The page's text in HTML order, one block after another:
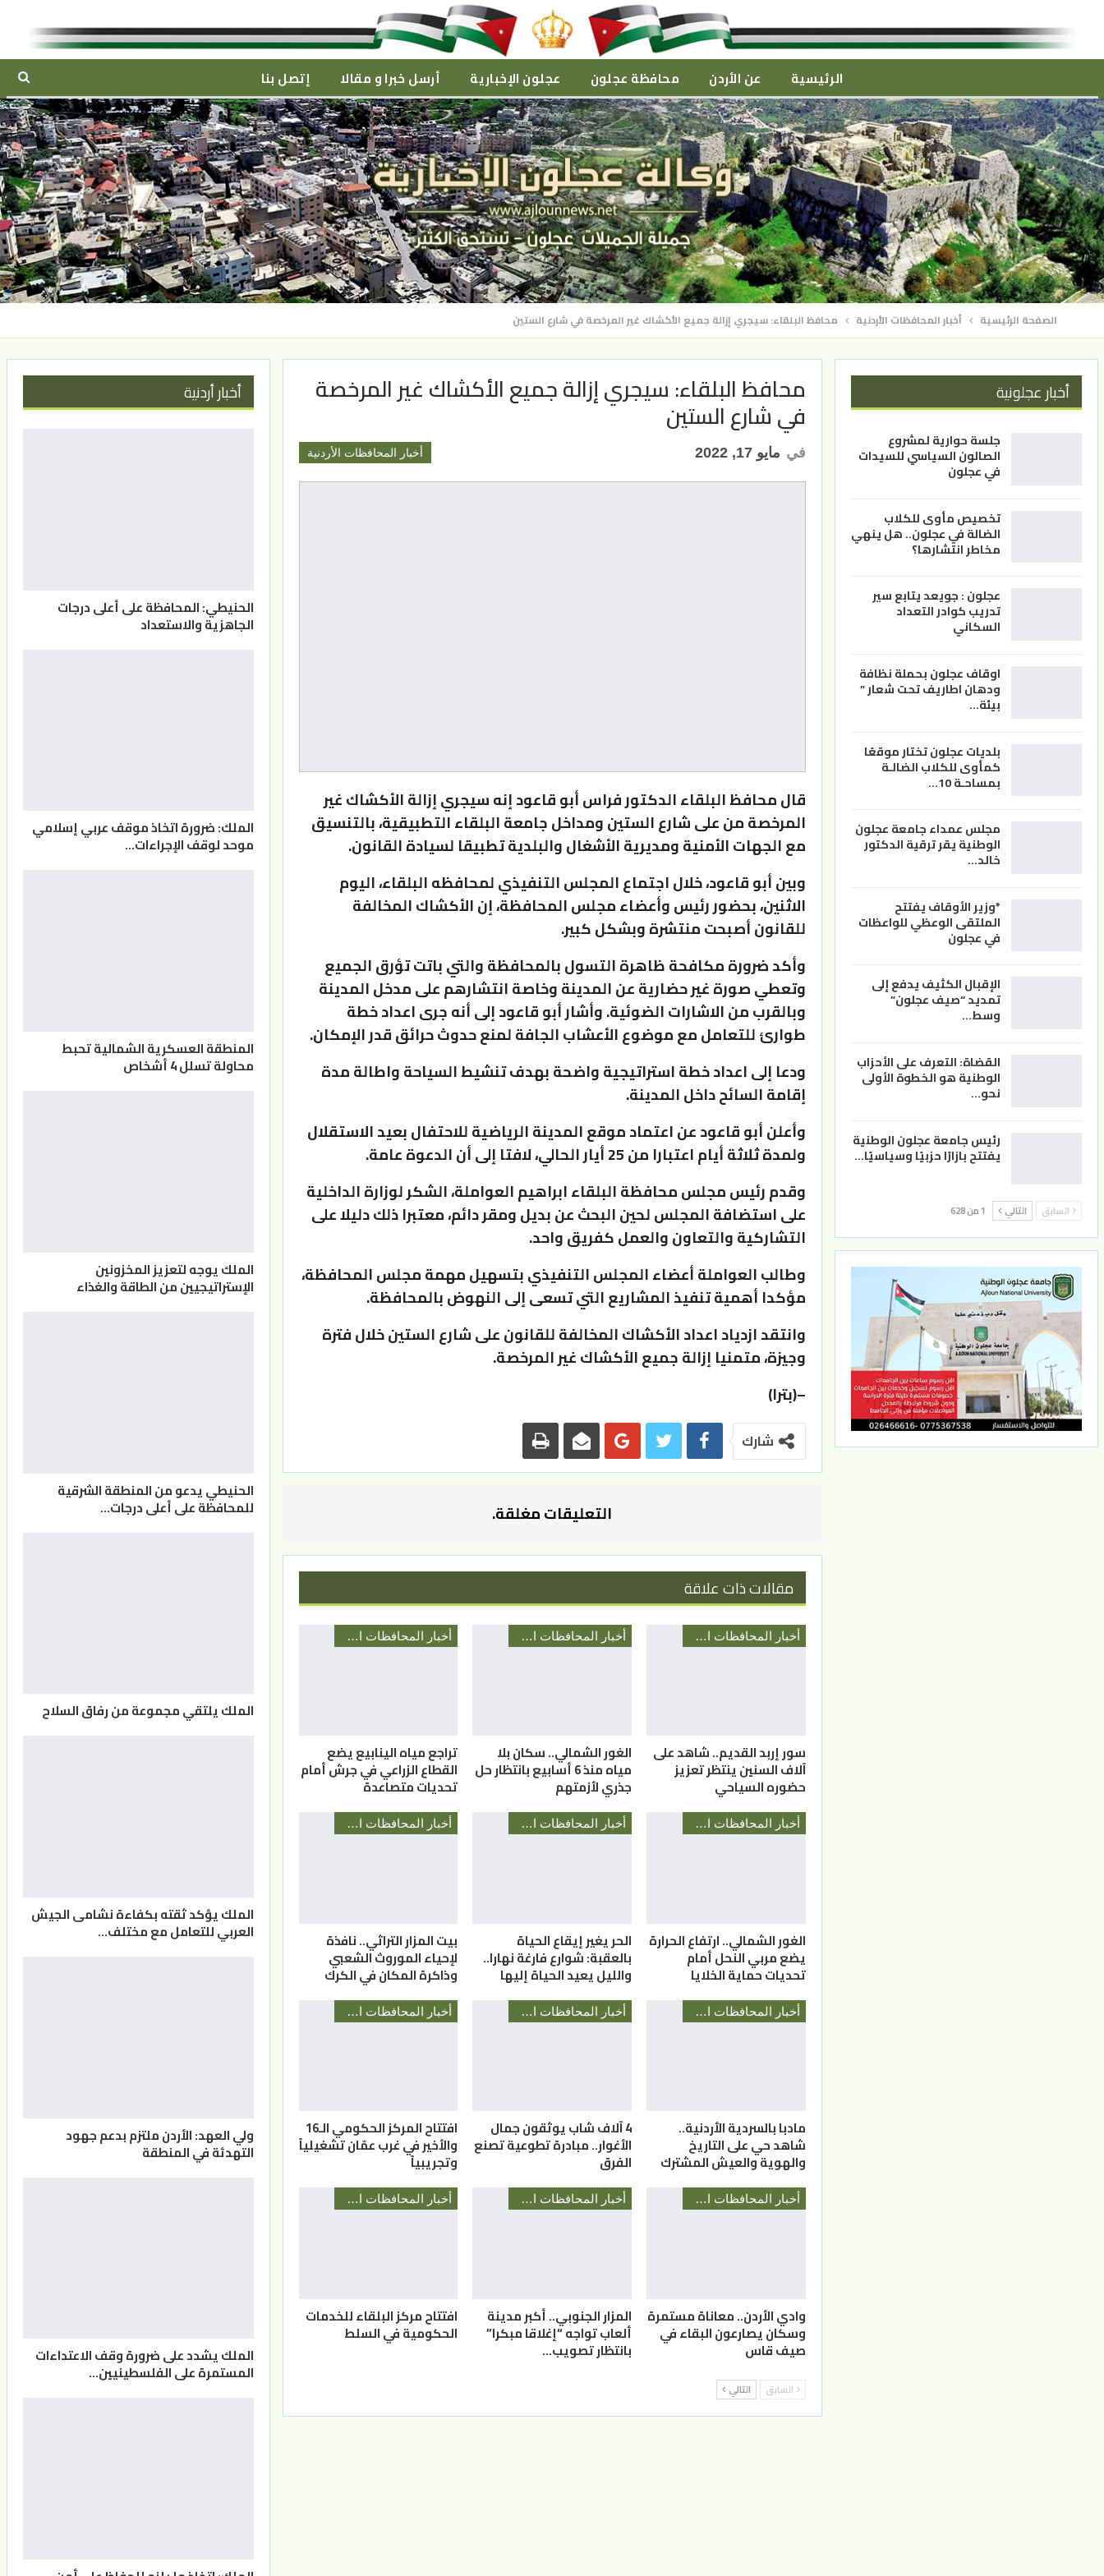
الرئيسية عن الأردن محافظة عجلون عجلون الإخبارية أرسل خبرا و مقالا إتصل بنا
الصفحة الرئيسية أخبار المحافظات الأردنية محافظ البلقاء: سيجري إزالة جميع الأكشاك غير المرخصة في شارع الستين
محافظ البلقاء: سيجري إزالة جميع الأكشاك غير المرخصة
في شارع الستين
أخبار المحافظات الأردنية في مايو 17, 2022
قال محافظ البلقاء الدكتور فراس أبو قاعود إنه سيجري إزالة الأكشاك غير
المرخصة من على شارع الستين ومداخل جامعة البلقاء التطبيقية، بالتنسيق
مع الجهات الأمنية ومديرية الأشغال والبلدية تطبيقا لسيادة القانون.
وبين أبو قاعود، خلال اجتماع المجلس التنفيذي لمحافظه البلقاء، اليوم
الاثنين، بحضور رئيس وأعضاء مجلس المحافظة، إن الأكشاك المخالفة
للقانون أصبحت منتشرة وبشكل كبير.
وأكد ضرورة مكافحة ظاهرة التسول بالمحافظة والتي باتت تؤرق الجميع
وتعطي صورة غير حضارية عن المدينة وخاصة انتشارهم على مدخل المدينة
وبالقرب من الاشارات الضوئية. وأشار أبو قاعود إلى أنه جرى اعداد خطة
طوارئ للتعامل مع موضوع الأعشاب الجافة لمنع حدوث حرائق قدر الإمكان.
ودعا إلى اعداد خطة استراتيجية واضحة بهدف تنشيط السياحة واطالة مدة
إقامة السائح داخل المدينة.
وأعلن أبو قاعود عن اعتماد موقع المدينة الرياضية للاحتفال بعيد الاستقلال
ولمدة ثلاثة أيام اعتبارا من 25 أيار الحالي، لافتا إلى أن الدعوة عامة.
وقدم رئيس مجلس محافظة البلقاء ابراهيم العواملة، الشكر لوزارة الداخلية
على استضافة المجلس لحين البحث عن بديل ومقر دائم، معتبرا ذلك دليلا على
التشاركية والتعاون والعمل كفريق واحد.
وطالب العواملة أعضاء المجلس التنفيذي بتسهيل مهمة مجلس المحافظة،
مؤكدا أهمية تنفيذ المشاريع التي تسعى إلى النهوض بالمحافظة.
وانتقد ازدياد اعداد الأكشاك المخالفة للقانون على شارع الستين خلال فترة
وجيزة، متمنيا إزالة جميع الأكشاك غير المرخصة.
–(بترا)
شارك
التعليقات مغلقة.
مقالات ذات علاقة
أخبار المحافظات الأردنية
سور إربد القديم.. شاهد على
آلاف السنين ينتظر تعزيز
حضوره السياحي
أخبار المحافظات الأردنية
الغور الشمالي.. سكان بلا
مياه منذ 6 أسابيع بانتظار حل
جذري لأزمتهم
أخبار المحافظات الأردنية
تراجع مياه الينابيع يضع
القطاع الزراعي في جرش أمام
تحديات متصاعدة
أخبار المحافظات الأردنية
الغور الشمالي.. ارتفاع الحرارة
يضع مربي النحل أمام
تحديات حماية الخلايا
أخبار المحافظات الأردنية
الحر يغير إيقاع الحياة
بالعقبة: شوارع فارغة نهارا..
والليل يعيد الحياة إليها
أخبار المحافظات الأردنية
بيت المزار التراثي.. نافذة
لإحياء الموروث الشعبي
وذاكرة المكان في الكرك
أخبار المحافظات الأردنية
مادبا بالسردية الأردنية..
شاهد حي على التاريخ
والهوية والعيش المشترك
أخبار المحافظات الأردنية
4 آلاف شاب يوثقون جمال
الأغوار.. مبادرة تطوعية تصنع
الفرق
أخبار المحافظات الأردنية
افتتاح المركز الحكومي الـ16
والأخير في غرب عمّان تشغيلياً
وتجريبياً
أخبار المحافظات الأردنية
وادي الأردن.. معاناة مستمرة
وسكان يصارعون البقاء في
صيف قاس
أخبار المحافظات الأردنية
المزار الجنوبي.. أكبر مدينة
ألعاب تواجه “إغلاقا مبكرا”
بانتظار تصويب…
أخبار المحافظات الأردنية
افتتاح مركز البلقاء للخدمات
الحكومية في السلط
السابق التالي
أخبار عجلونية
جلسة حوارية لمشروع
الصالون السياسي للسيدات
في عجلون
تخصيص مأوى للكلاب
الضالة في عجلون.. هل ينهي
مخاطر انتشارها؟
عجلون : جويعد يتابع سير
تدريب كوادر التعداد
السكاني
اوقاف عجلون بحملة نظافة
ودهان اطاريف تحت شعار ”
بيئة…
بلديات عجلون تختار موقعًا
كمأوى للكلاب الضالـة
بمساحـة 10…
مجلس عمداء جامعة عجلون
الوطنية يقر ترقية الدكتور
خالد…
*وزير الأوقاف يفتتح
الملتقى الوعظي للواعظات
في عجلون
الإقبال الكثيف يدفع إلى
تمديد “صيف عجلون”
وسط…
القضاة: التعرف على الأحزاب
الوطنية هو الخطوة الأولى
نحو…
رئيس جامعة عجلون الوطنية
يفتتح بازارًا حزبيًا وسياسيًا…
السابق التالي 1 من 628
أخبار أردنية
الحنيطي: المحافظة على أعلى درجات
الجاهزية والاستعداد
الملك: ضرورة اتخاذ موقف عربي إسلامي
موحد لوقف الإجراءات…
المنطقة العسكرية الشمالية تحبط
محاولة تسلل 4 أشخاص
الملك يوجه لتعزيز المخزونين
الإستراتيجيين من الطاقة والغذاء
الحنيطي يدعو من المنطقة الشرقية
للمحافظة على أعلى درجات…
الملك يلتقي مجموعة من رفاق السلاح
الملك يؤكد ثقته بكفاءة نشامى الجيش
العربي للتعامل مع مختلف…
ولي العهد: الأردن ملتزم بدعم جهود
التهدئة في المنطقة
الملك يشدد على ضرورة وقف الاعتداءات
المستمرة على الفلسطينيين…